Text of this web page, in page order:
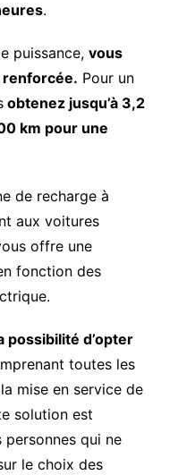
.
puissance, vous
Pour un
obtenez jusqu’à 3,2
km pour une
de recharge à
aux voitures
offre une
fonction des
possibilité d’opter
toutes les
mise en service de
solution est
qui ne
le choix des